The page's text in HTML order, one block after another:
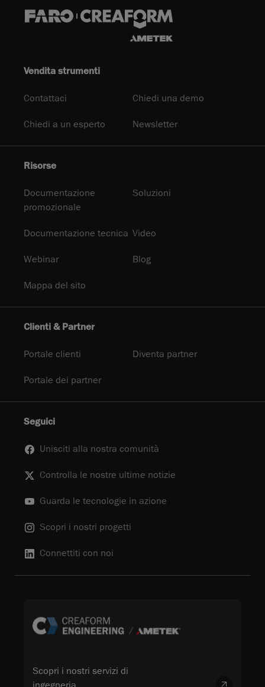
Vendita strumenti
Contattaci Chiedi una demo
Chiedi a un esperto Newsletter
Risorse
Documentazione
promozionale
Soluzioni
Documentazione tecnica Video
Webinar Blog
Mappa del sito
Clienti & Partner
Portale clienti Diventa partner
Portale dei partner
Seguici
Unisciti alla nostra comunità
Controlla le nostre ultime notizie
Guarda le tecnologie in azione
Scopri i nostri progetti
Connettiti con noi
Scopri i nostri servizi di